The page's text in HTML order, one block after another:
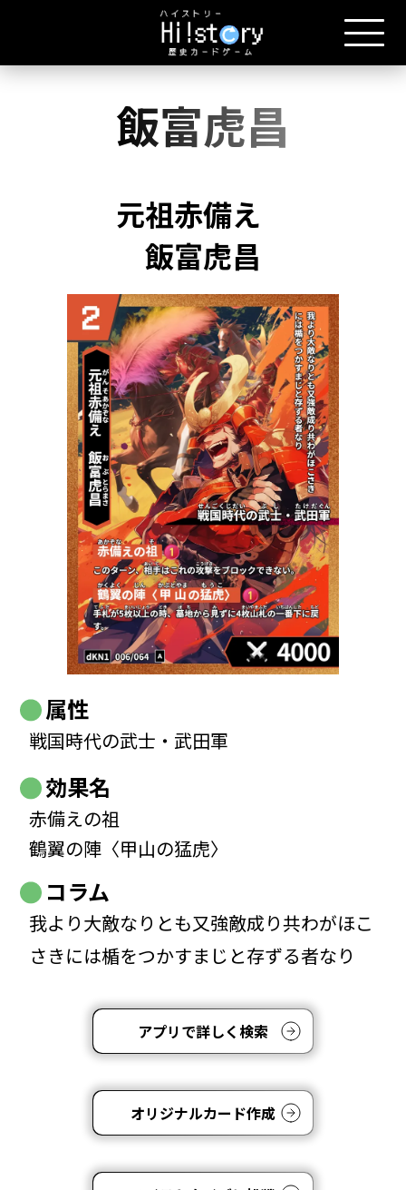
飯富虎昌
元祖赤備え
飯富虎昌
属性
戦国時代の武士・武田軍
効果名
赤備えの祖
鶴翼の陣〈甲山の猛虎〉
コラム
我より大敵なりとも又強敵成り共わがほこ
さきには楯をつかすまじと存ずる者なり
アプリで詳しく検索
オリジナルカード作成